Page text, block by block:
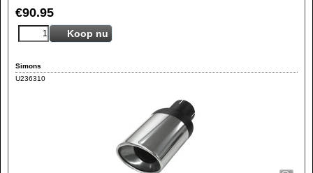
€90.95
Koop nu
Simons
U236310